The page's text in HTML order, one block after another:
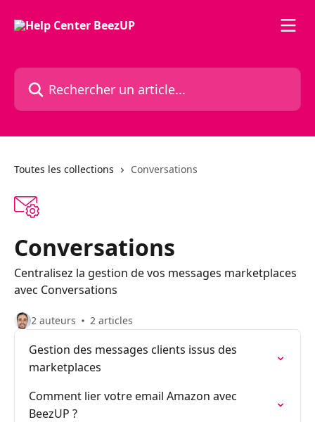
Rechercher un article...
Toutes les collections Conversations
Conversations
Centralisez la gestion de vos messages marketplaces
avec Conversations
2 auteurs 2 articles
Gestion des messages clients issus des
marketplaces
Comment lier votre email Amazon avec
BeezUP ?